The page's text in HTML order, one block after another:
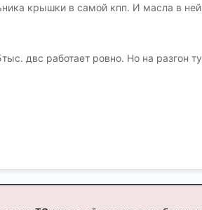
крышки в самой кпп. И масла в
двс работает ровно. Но на разгон